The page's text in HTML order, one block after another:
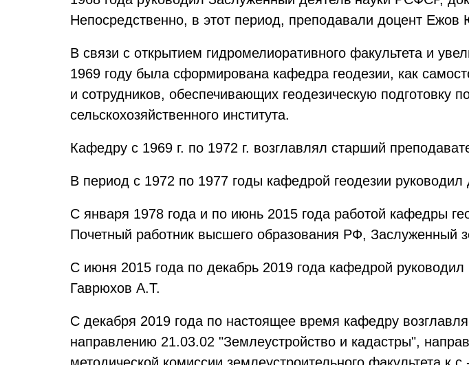
Непосредственно, в этот период, преподавали доцент
В связи с открытием гидромелиоративного факультета и
1969 году была сформирована кафедра геодезии, как
и сотрудников, обеспечивающих геодезическую подготовку
сельскохозяйственного института.
Кафедру с 1969 г. по 1972 г. возглавлял старший
В период с 1972 по 1977 годы кафедрой геодезии
С января 1978 года и по июнь 2015 года работой кафедры
Почетный работник высшего образования РФ, Заслуженный
С июня 2015 года по декабрь 2019 года кафедрой
Гаврюхов А.Т.
С декабря 2019 года по настоящее время кафедру
направлению 21.03.02 "Землеустройство и кадастры",